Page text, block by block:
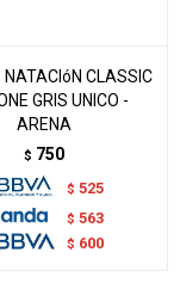
NATACIóN CLASSIC
GRIS UNICO -
ARENA
$ 750
$ 525
$ 563
$ 600